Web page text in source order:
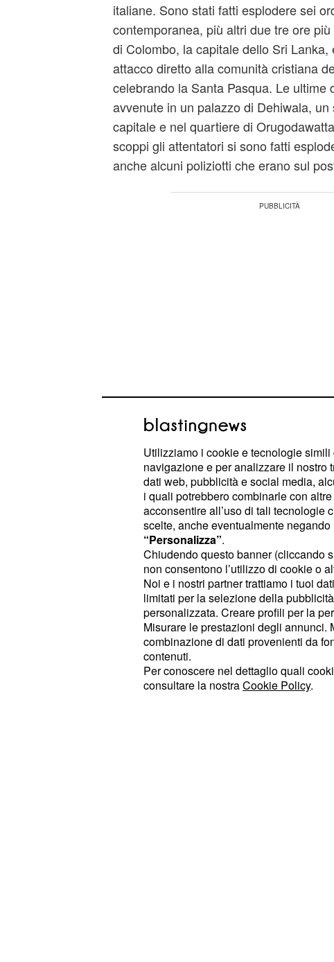
italiane. Sono stati fatti esplodere sei
contemporanea, più altri due tre ore
di Colombo, la capitale dello Sri Lanka,
attacco diretto alla comunità cristiana
celebrando la Santa Pasqua. Le ultime
avvenute in un palazzo di Dehiwala, un
capitale e nel quartiere di
scoppi gli attentatori si sono fatti
anche alcuni poliziotti che erano sul
Una Pasqua di sangue
Il bilancio delle vittime è agghiacciante
ora in ora: si parla di 190 morti e 500
stranieri, forse una quarantina, tra le
degli Esteri italiani si è mobilitato
italiana a Colombo per verificare la
tra le persone colpite. I bersagli
chiese gremite di fedeli per la
stata colpita la chiesa diSant'Antonio
San Sebastiano a Negombo, nei
chiesa di Batticaloa. Tra gli hotel
il Kingsbury Hotel e il Cinnamon Grand,
gli stranieri colpiti alcuni cittadini
Utilizziamo i cookie e tecnologie
navigazione e per analizzare il nostro
dati web, pubblicità e social media,
i quali potrebbero combinarle con
acconsentire all’uso di tali tecnologie
scelte, anche eventualmente
“Personalizza”.
Chiudendo questo banner (cliccando
non consentono l’utilizzo di cookie o
Noi e i nostri partner trattiamo i tuoi
limitati per la selezione della
personalizzata. Creare profili per la
Misurare le prestazioni degli annunci.
combinazione di dati provenienti da
contenuti.
Per conoscere nel dettaglio quali
consultare la nostraCookie Policy.